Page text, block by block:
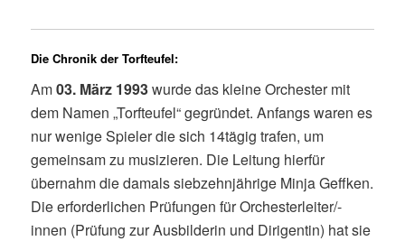
Die Chronik der Torfteufel:
Am03. März 1993wurde das kleine Orchester mit
dem Namen „Torfteufel“ gegründet. Anfangs waren es
nur wenige Spieler die sich 14tägig trafen, um
gemeinsam zu musizieren. Die Leitung hierfür
übernahm die damals siebzehnjährige Minja Geffken.
Die erforderlichen Prüfungen für Orchesterleiter/-
innen (Prüfung zur Ausbilderin und Dirigentin) hat sie